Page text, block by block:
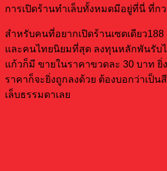
การเปิดร้านทำเล็บทั้งหมดมีอยู่ที่นี่ ที่กว
สําหรับคนที่อยากเปิดร้านเซตเดียว
และคนไทยนิยมที่สุด ลงทุนหลักพันรับไ
แก้วก็มี ขายในราคาขวดละ 30 บาท ยิ่
ราคาก็จะยิ่งถูกลงด้วย ต้องบอกว่าเป็น
เล็บธรรมดาเลย